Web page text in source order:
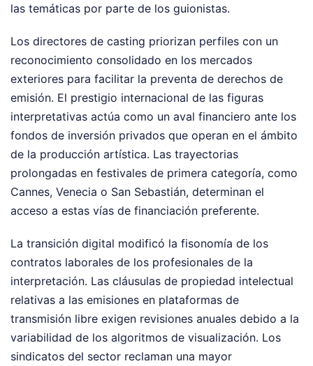
las temáticas por parte de los guionistas.
Los directores de casting priorizan perfiles con un
reconocimiento consolidado en los mercados
exteriores para facilitar la preventa de derechos de
emisión. El prestigio internacional de las figuras
interpretativas actúa como un aval financiero ante los
fondos de inversión privados que operan en el ámbito
de la producción artística. Las trayectorias
prolongadas en festivales de primera categoría, como
Cannes, Venecia o San Sebastián, determinan el
acceso a estas vías de financiación preferente.
La transición digital modificó la fisonomía de los
contratos laborales de los profesionales de la
interpretación. Las cláusulas de propiedad intelectual
relativas a las emisiones en plataformas de
transmisión libre exigen revisiones anuales debido a la
variabilidad de los algoritmos de visualización. Los
sindicatos del sector reclaman una mayor